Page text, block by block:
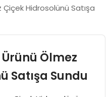
Hidrosolünü Satışa
Ölmez
Satışa Sundu